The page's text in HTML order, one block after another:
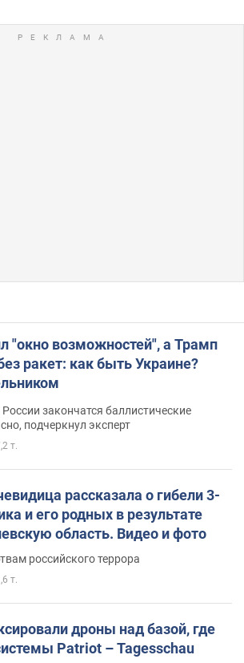
"окно возможностей", а Трамп
ракет: как быть Украине?
закончатся баллистические
подчеркнул эксперт
т.
рассказала о гибели 3-
и его родных в результате
область. Видео и фото
российского террора
т.
дроны над базой, где
Patriot – Tagesschau